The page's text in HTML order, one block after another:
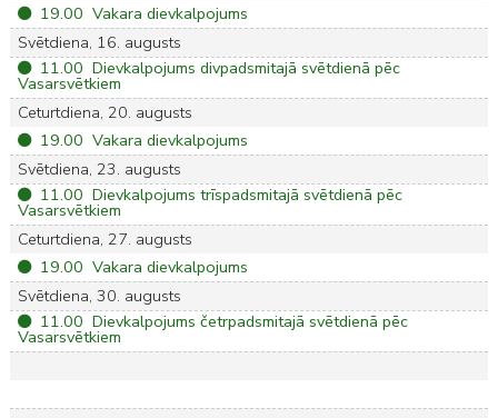
19.00 Vakara dievkalpojums
Svētdiena, 16. augusts
11.00 Dievkalpojums divpadsmitajā svētdienā pēc
Vasarsvētkiem
Ceturtdiena, 20. augusts
19.00 Vakara dievkalpojums
Svētdiena, 23. augusts
11.00 Dievkalpojums trīspadsmitajā svētdienā pēc
Vasarsvētkiem
Ceturtdiena, 27. augusts
19.00 Vakara dievkalpojums
Svētdiena, 30. augusts
11.00 Dievkalpojums četrpadsmitajā svētdienā pēc
Vasarsvētkiem